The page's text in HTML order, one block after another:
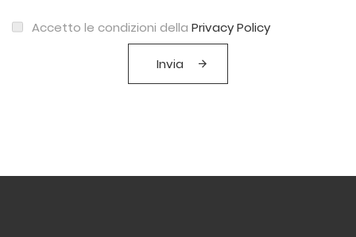
Accetto le condizioni della Privacy Policy